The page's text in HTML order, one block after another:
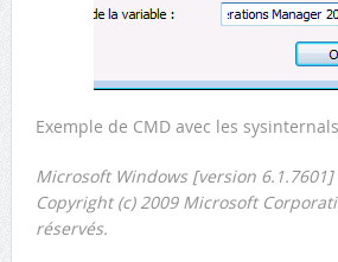
Exemple de CMD avec les
Microsoft Windows [version 6.1.7601]
Copyright (c) 2009 Microsoft
réservés.